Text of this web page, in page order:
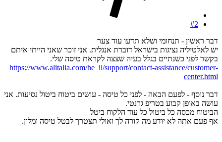
#2
דבר ראשון - תנחומי ושלא תדעו עוד צער
יש לאלטיליה נציגות בישראל דוברת אנגלית. אני זוכר שאני הייתי איתם
בקשר לפני כשנתיים בגלל בעיה שצצה לקראת טיסה שלי.
https://www.alitalia.com/he_il/support/contact-assistance/customer-
center.html
דבר נוסף - לפעם הבאה - לפני כל טיסה - עושים ביטוח ביטול נסיעות. אני
עושה באופן קבוע בטריפ גרנטי.
הביטוח מכסה כל ביטול כל עוד הלקוח ביטל
אף פעם אתה לא יודע מה קורה לך ואולי תצטרך לבטל טיסה ומלון.